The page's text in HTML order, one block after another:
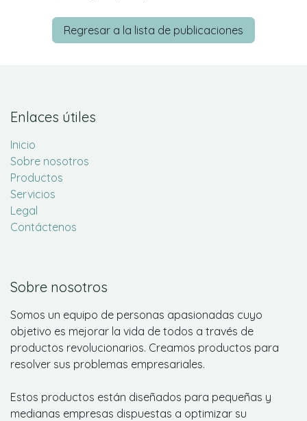
Regresar a la lista de publicaciones
Enlaces útiles
Inicio
Sobre nosotros
Productos
Servicios
Legal
Contáctenos
Sobre nosotros
Somos un equipo de personas apasionadas cuyo
objetivo es mejorar la vida de todos a través de
productos revolucionarios. Creamos productos para
resolver sus problemas empresariales.
Estos productos están diseñados para pequeñas y
medianas empresas dispuestas a optimizar su